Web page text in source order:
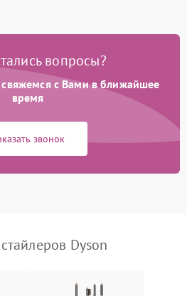
500 ₽ Подробнее →
Подробнее →
1500 ₽
вопросы?
свяжемся с Вами в ближайшее
время
звонок
Dyson